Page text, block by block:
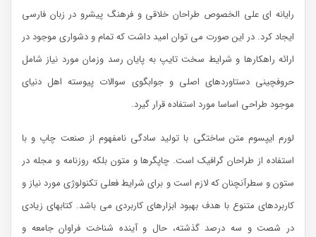
رایانه ای علی الخصوص طراحان خلاقی و فرهنگ پیشرو در زبان فارسی
ایجاد کرد. در این صورت می توان امید داشت که تمام و دشواری موجود در
ارائه راهکارها و شرایط سخت تایپ به پایان رسد وزمان مورد نیاز شامل
حروفچینی دستاوردهای اصلی و جوابگوی سوالات پیوسته اهل دنیای
موجود طراحی اساسا مورد استفاده قرار گیرد.
لورم ایپسوم متن ساختگی با تولید سادگی نامفهوم از صنعت چاپ و با
استفاده از طراحان گرافیک است. چاپگرها و متون بلکه روزنامه و مجله در
ستون و سطرآنچنان که لازم است و برای شرایط فعلی تکنولوژی مورد نیاز و
کاربردهای متنوع با هدف بهبود ابزارهای کاربردی می باشد. کتابهای زیادی
در شصت و سه درصد گذشته، حال و آینده شناخت فراوان جامعه و